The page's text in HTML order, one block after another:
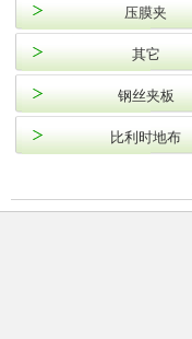
压膜夹
其它
钢丝夹板
比利时地布